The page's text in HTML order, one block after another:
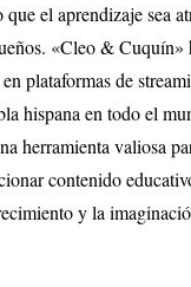
que el aprendizaje sea
«Cleo &
plataformas de
hispana en todo el
herramienta valiosa
contenido
y la